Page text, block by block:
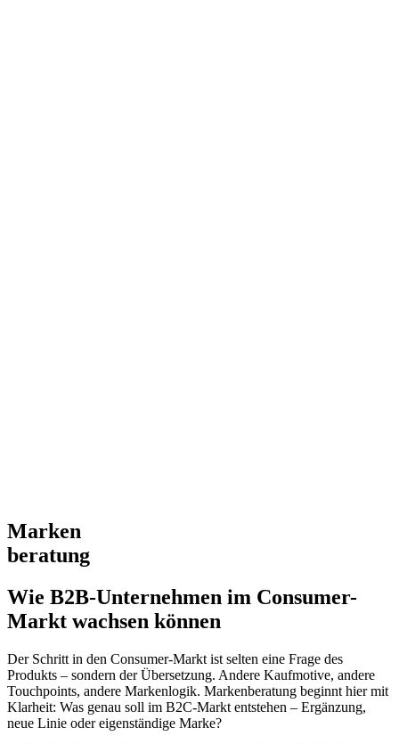
Marken
beratung
Wie B2B-Unternehmen im Consumer-
Markt wachsen können
Der Schritt in den Consumer-Markt ist selten eine Frage des
Produkts – sondern der Übersetzung. Andere Kaufmotive, andere
Touchpoints, andere Markenlogik. Markenberatung beginnt hier mit
Klarheit: Was genau soll im B2C-Markt entstehen – Ergänzung,
neue Linie oder eigenständige Marke?